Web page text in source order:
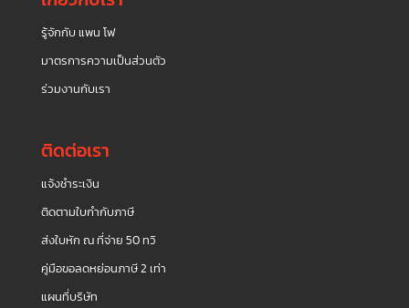
รู้จักกับ แพน โฟ
มาตรการความเป็นส่วนตัว
ร่วมงานกับเรา
ติดต่อเรา
แจ้งชำระเงิน
ติดตามใบกำกับภาษี
ส่งใบหัก ณ ที่จ่าย 50 ทวิ
คู่มือขอลดหย่อนภาษี 2 เท่า
แผนที่บริษัท